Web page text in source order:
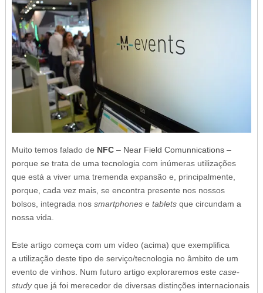
Muito temos falado de NFC– Near Field Comunnications –
porque se trata de uma tecnologia com inúmeras utilizações
que está a viver uma tremenda expansão e, principalmente,
porque, cada vez mais, se encontra presente nos nossos
bolsos, integrada nos smartphonese tabletsque circundam a
nossa vida.
Este artigo começa com um vídeo (acima) que exemplifica
a utilização deste tipo de serviço/tecnologia no âmbito de um
evento de vinhos. Num futuro artigo exploraremos este case-
studyque já foi merecedor de diversas distinções internacionais